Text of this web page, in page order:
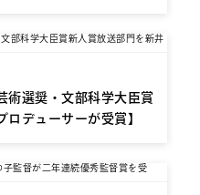
術選奨・文部科学大臣賞
ロデューサーが受賞】